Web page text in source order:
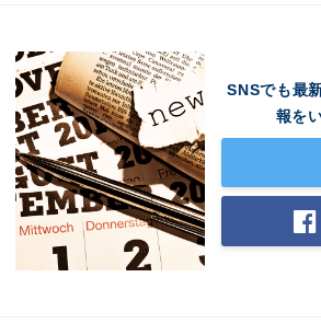
SNSでも最
報を